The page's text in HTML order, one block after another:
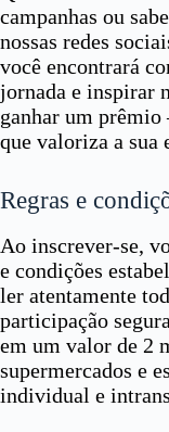
campanhas ou
nossas redes
você encontrará
jornada e inspirar
ganhar um
que valoriza a sua
Regras e
Ao inscrever-se,
e condições
ler atentamente
participação
em um valor de 2
supermercados e
individual e